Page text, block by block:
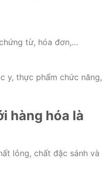
từ, hóa đơn,…
y, thực phẩm chức năng,
hàng hóa là
lỏng, chất đặc sánh và